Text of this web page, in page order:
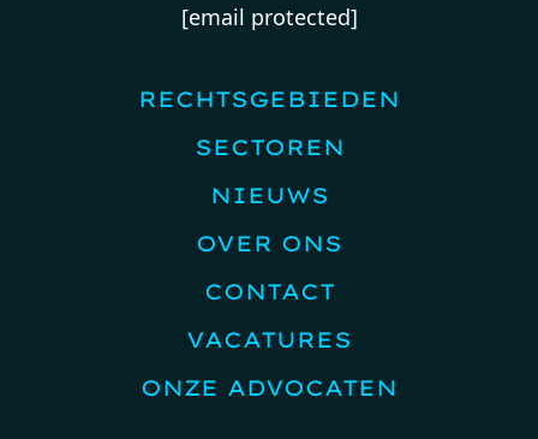
[email protected]
RECHTSGEBIEDEN
SECTOREN
NIEUWS
OVER ONS
CONTACT
VACATURES
ONZE ADVOCATEN